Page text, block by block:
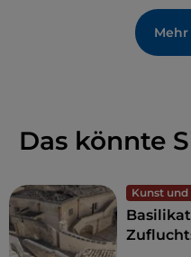
Das könnte
Kunst